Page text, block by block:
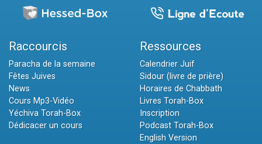
Raccourcis
Paracha de la semaine
Fêtes Juives
News
Cours Mp3-Vidéo
Yéchiva Torah-Box
Dédicacer un cours
Ressources
Calendrier Juif
Sidour (livre de prière)
Horaires de Chabbath
Livres Torah-Box
Inscription
Podcast Torah-Box
English Version